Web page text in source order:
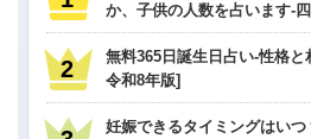
か、子供の人数を占います-
無料365日誕生日占い-性格
令和8年版]
妊娠できるタイミングはい